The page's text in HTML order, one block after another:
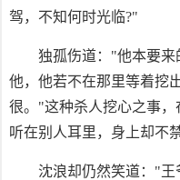
驾，不知何时光临?"
独孤伤道："他本要
他，他若不在那里等着挖
很。"这种杀人挖心之事
听在别人耳里，身上却不
沈浪却仍然笑道："